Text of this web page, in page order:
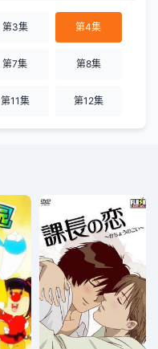
第3集 第4集
第7集 第8集
第11集 第12集